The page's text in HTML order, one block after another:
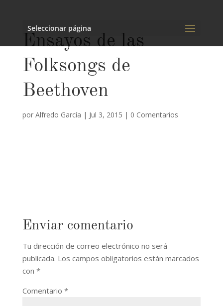
Seleccionar página
Ensayos de las
Folksongs de
Beethoven
por Alfredo García | Jul 3, 2015 | 0 Comentarios
Enviar comentario
Tu dirección de correo electrónico no será
publicada. Los campos obligatorios están marcados
con *
Comentario *